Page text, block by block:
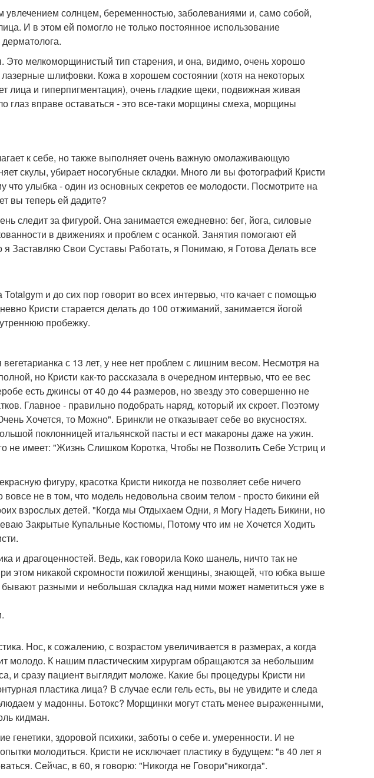
увлечением солнцем, беременностью, заболеваниями и, само собой,
И в этом ей помогло не только постоянное использование
Это мелкоморщинистый тип старения, и она, видимо, очень хорошо
шлифовки. Кожа в хорошем состоянии (хотя на некоторых
лица и гиперпигментация), очень гладкие щеки, подвижная живая
глаз вправе оставаться - это все-таки морщины смеха, морщины
к себе, но также выполняет очень важную омолаживающую
скулы, убирает носогубные складки. Много ли вы фотографий Кристи
что улыбка - один из основных секретов ее молодости. Посмотрите на
вы теперь ей дадите?
следит за фигурой. Она занимается ежедневно: бег, йога, силовые
в движениях и проблем с осанкой. Занятия помогают ей
я Заставляю Свои Суставы Работать, я Понимаю, я Готова Делать все
и до сих пор говорит во всех интервью, что качает с помощью
Кристи старается делать до 100 отжиманий, занимается йогой
пробежку.
с 13 лет, у нее нет проблем с лишним весом. Несмотря на
но Кристи как-то рассказала в очередном интервью, что ее вес
есть джинсы от 40 до 44 размеров, но звезду это совершенно не
Главное - правильно подобрать наряд, который их скроет. Поэтому
Хочется, то Можно". Бринкли не отказывает себе во вкусностях.
поклонницей итальянской пасты и ест макароны даже на ужин.
не имеет: "Жизнь Слишком Коротка, Чтобы не Позволить Себе Устриц и
фигуру, красотка Кристи никогда не позволяет себе ничего
не в том, что модель недовольна своим телом - просто бикини ей
взрослых детей. "Когда мы Отдыхаем Одни, я Могу Надеть Бикини, но
Закрытые Купальные Костюмы, Потому что им не Хочется Ходить
и драгоценностей. Ведь, как говорила Коко шанель, ничто так не
этом никакой скромности пожилой женщины, знающей, что юбка выше
бывают разными и небольшая складка над ними может наметиться уже в
Нос, к сожалению, с возрастом увеличивается в размерах, а когда
молодо. К нашим пластическим хирургам обращаются за небольшим
и сразу пациент выглядит моложе. Какие бы процедуры Кристи ни
пластика лица? В случае если гель есть, вы не увидите и следа
у мадонны. Ботокс? Морщинки могут стать менее выраженными,
кидман.
генетики, здоровой психики, заботы о себе и. умеренности. И не
молодиться. Кристи не исключает пластику в будущем: "в 40 лет я
Сейчас, в 60, я говорю: "Никогда не Говори"никогда".